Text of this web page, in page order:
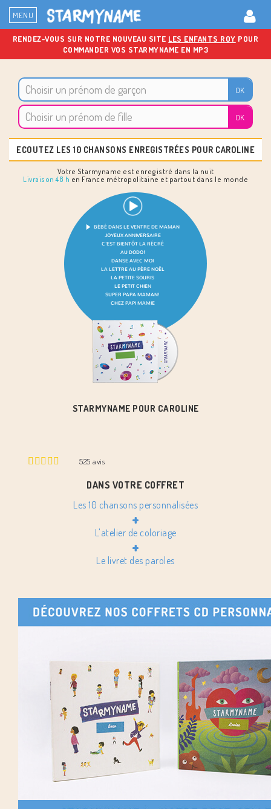
MENU
RENDEZ-VOUS SUR NOTRE NOUVEAU SITE LES ENFANTS ROY POUR
COMMANDER VOS STARMYNAME EN MP3
ECOUTEZ LES 10 CHANSONS ENREGISTRÉES POUR CAROLINE
Votre Starmyname est enregistré dans la nuit
Livraison 48 h en France métropolitaine et partout dans le monde
STARMYNAME POUR CAROLINE
525avis
DANS VOTRE COFFRET
Les 10 chansons personnalisées
+
L'atelier de coloriage
+
Le livret des paroles